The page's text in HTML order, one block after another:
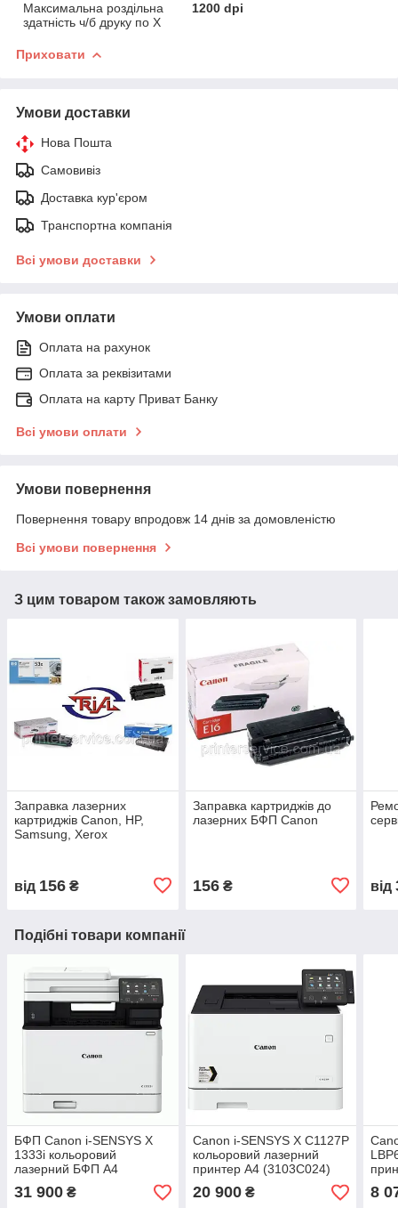
Максимальна роздільна
здатність ч/б друку по Х
1200 dpi
Приховати
Умови доставки
Нова Пошта
Самовивіз
Доставка кур'єром
Транспортна компанія
Всі умови доставки
Умови оплати
Оплата на рахунок
Оплата за реквізитами
Оплата на карту Приват Банку
Всі умови оплати
Умови повернення
Повернення товару впродовж 14 днів за домовленістю
Всі умови повернення
З цим товаром також замовляють
Заправка лазерних
картриджів Canon, HP,
Samsung, Xerox
від 156 ₴
Заправка картриджів до
лазерних БФП Canon
156₴ від
Подібні товари компанії
БФП Canon i-SENSYS X
1333i кольоровий
лазерний БФП А4
(5455C002AA)
31 900 ₴
Canon i-SENSYS X C1127P
кольоровий лазерний
принтер A4 (3103C024)
20 900₴ 8